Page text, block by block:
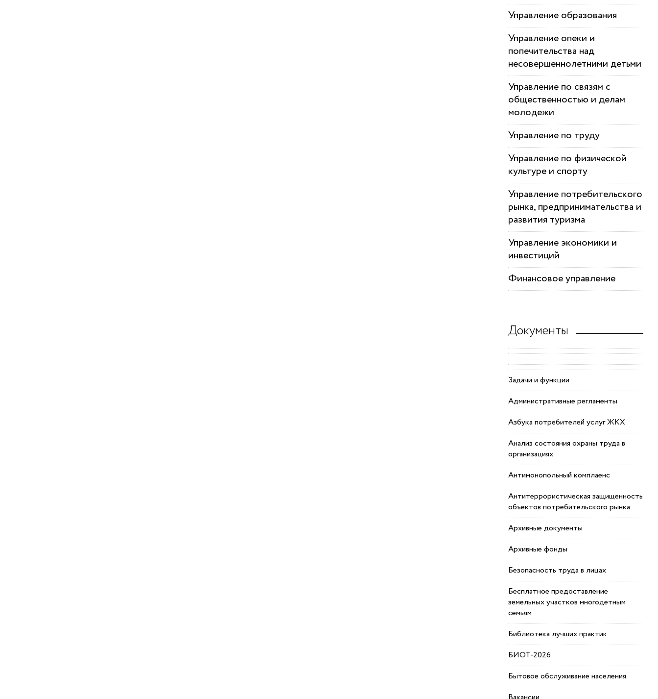
Управление образования
Управление опеки и
попечительства над
несовершеннолетними детьми
Управление по связям с
общественностью и делам
молодежи
Управление по труду
Управление по физической
культуре и спорту
Управление потребительского
рынка, предпринимательства и
развития туризма
Управление экономики и
инвестиций
Финансовое управление
Документы
Задачи и функции
Административные регламенты
Азбука потребителей услуг ЖКХ
Анализ состояния охраны труда в
организациях
Антимонопольный комплаенс
Антитеррористическая защищенность
объектов потребительского рынка
Архивные документы
Архивные фонды
Безопасность труда в лицах
Бесплатное предоставление
земельных участков многодетным
семьям
Библиотека лучших практик
БИОТ-2026
Бытовое обслуживание населения